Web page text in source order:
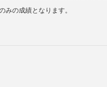
の成績となります。